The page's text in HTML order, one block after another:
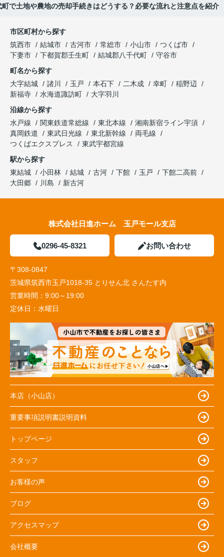
町で土地や農地の売却手続きはどうする？必要な流れと注意点を紹介
市区町村から探す
筑西市
結城市 古河市 常総市 小山市
つくば市
下妻市
下都賀郡壬生町 結城郡八千代町
守谷市
町名から探す
大字結城
諸川 玉戸 本石下 二木成 幸町
稲野辺
新福寺
水海道諏訪町
大字羽川
沿線から探す
水戸線
関東鉄道常総線 東北本線
湘南新宿ライン宇須
真岡鉄道
東武日光線 東北新幹線
両毛線
つくばエクスプレス
東武宇都宮線
駅から探す
東結城
小田林 結城 古河 下館 玉戸
下館二高前
大田郷
川島 新古河
株式会社日進ホーム 玉戸モール支店
0296-45-8321 お問い合わせ
〒308-0847
茨城県筑西市玉戸1018-35 とりせん北 さんたす内
営業時間： 9:00～19:00
定休日： 水曜日
本店（小山店）
重要事項説明書説明資料
トップページ
スタッフ
お客様の声
ブログ
アクセスマップ
会社概要